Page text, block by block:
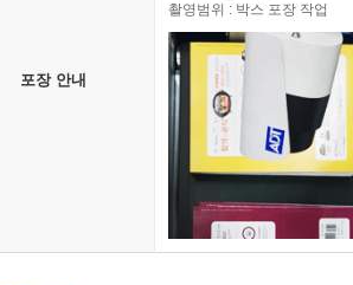
포장 안내
촬영범위 : 박스 포장 작업